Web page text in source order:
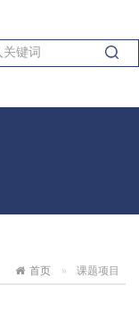
首页 课题项目